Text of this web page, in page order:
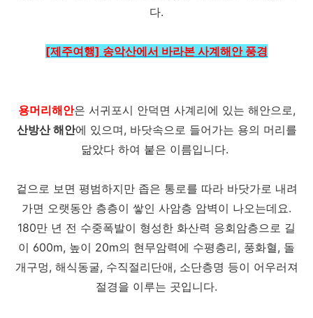
다.
[제주여행] 송악산에서 바라본 사계해안 풍경
용머리해안은 서귀포시 안덕면 사계리에 있는 해안으로,
산방산 해안에 있으며, 바닷속으로 들어가는 용의 머리를
닮았다 하여 붙은 이름입니다.
겉으로 보면 평범하지만 좁은 통로를 따라 바닷가로 내려
가면 오랫동안 층층이 쌓인 사암층 암벽이 나오는데요.
180만 년 전 수중폭발이 형성한 화산력 응회암층으로 길
이 600m, 높이 20m의 현무암력에 수평층리, 풍화혈, 돌
개구멍, 해식동굴, 수직절리단애, 소단층명 등이 어우러져
절경을 이루는 곳입니다.